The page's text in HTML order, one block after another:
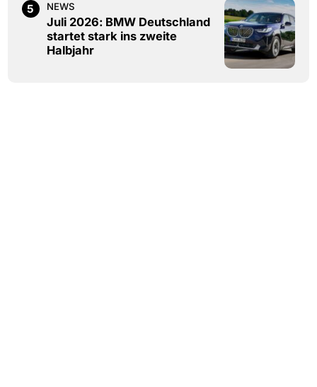
5 NEWS
Juli 2026: BMW Deutschland
startet stark ins zweite
Halbjahr